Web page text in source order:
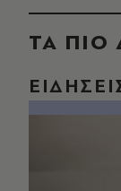
ΤΑ